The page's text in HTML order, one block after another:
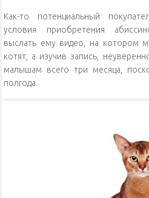
Как-то потенциальный
условия приобретения
выслать ему видео, на котором
котят, а изучив запись,
малышам всего три месяца,
полгода.